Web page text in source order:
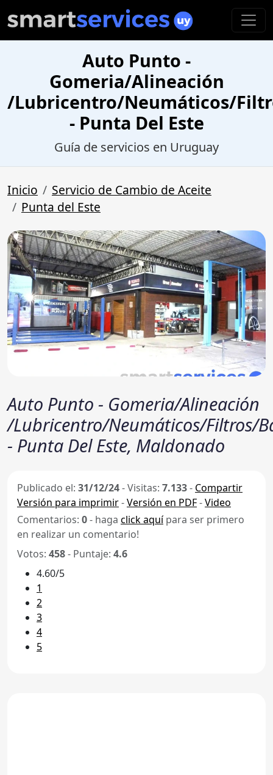
Auto Punto -
Gomeria/Alineación
/Lubricentro/Neumáticos/
- Punta Del Este
Guía de servicios en Uruguay
Inicio
Servicio de Cambio de Aceite
Punta del Este
Auto Punto - Gomeria/Alineación
/Lubricentro/Neumáticos/Filtros/
- Punta Del Este, Maldonado
Publicado el: 31/12/24-Visitas: 7.133- Compartir
Versión para imprimir-Versión en PDF-Video
Comentarios: 0- haga click aquípara ser primero
en realizar un comentario!
Votos: 458- Puntaje: 4.6
4.60/5
1
2
3
4
5